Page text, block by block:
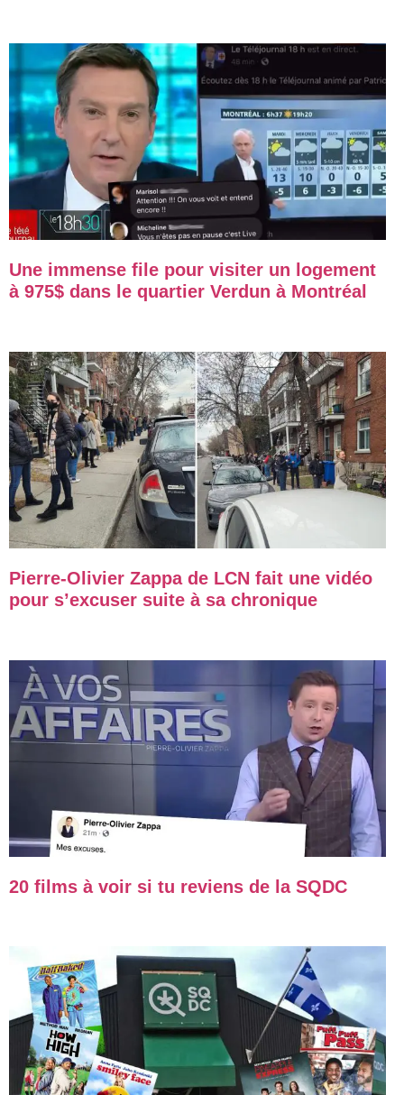
Une immense file pour visiter un logement
à 975$ dans le quartier Verdun à Montréal
Pierre-Olivier Zappa de LCN fait une vidéo
pour s’excuser suite à sa chronique
20 films à voir si tu reviens de la SQDC